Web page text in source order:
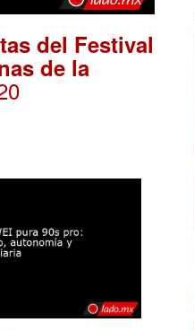
del Festival
de la